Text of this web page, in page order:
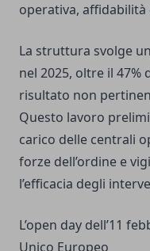
operativa,
La struttura svolge
nel 2025, oltre il 47%
risultato non
Questo lavoro
carico delle centrali
forze dell’ordine e
l’efficacia degli
L’open day dell’11
Unico Europeo